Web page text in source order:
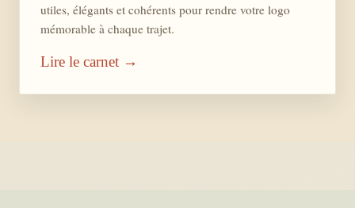
utiles, élégants et cohérents pour rendre votre logo
mémorable à chaque trajet.
Lire le carnet →